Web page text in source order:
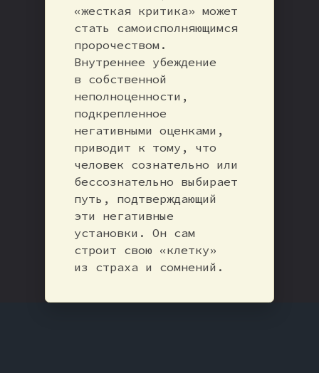
«жесткая критика» может
стать самоисполняющимся
пророчеством.
Внутреннее убеждение
в собственной
неполноценности,
подкрепленное
негативными оценками,
приводит к тому, что
человек сознательно или
бессознательно выбирает
путь, подтверждающий
эти негативные
установки. Он сам
строит свою «клетку»
из страха и сомнений.